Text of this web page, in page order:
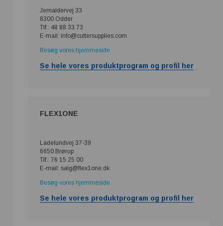
Jernaldervej 33
8300 Odder
Tlf.: 48 88 33 73
E-mail: info@cuttersupplies.com
Besøg vores hjemmeside
Se hele vores produktprogram og profil her
FLEX1ONE
Ladelundvej 37-39
6650 Brørup
Tlf.: 76 15 25 00
E-mail: salg@flex1one.dk
Besøg vores hjemmeside
Se hele vores produktprogram og profil her